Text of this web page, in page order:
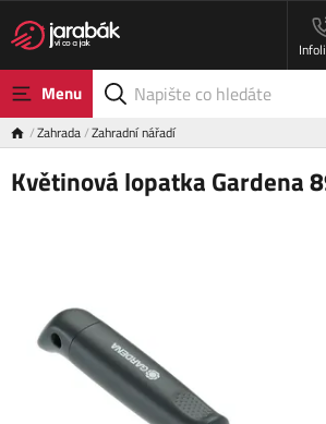
Menu
Zahrada Zahradní nářadí
Květinová lopatka Gardena